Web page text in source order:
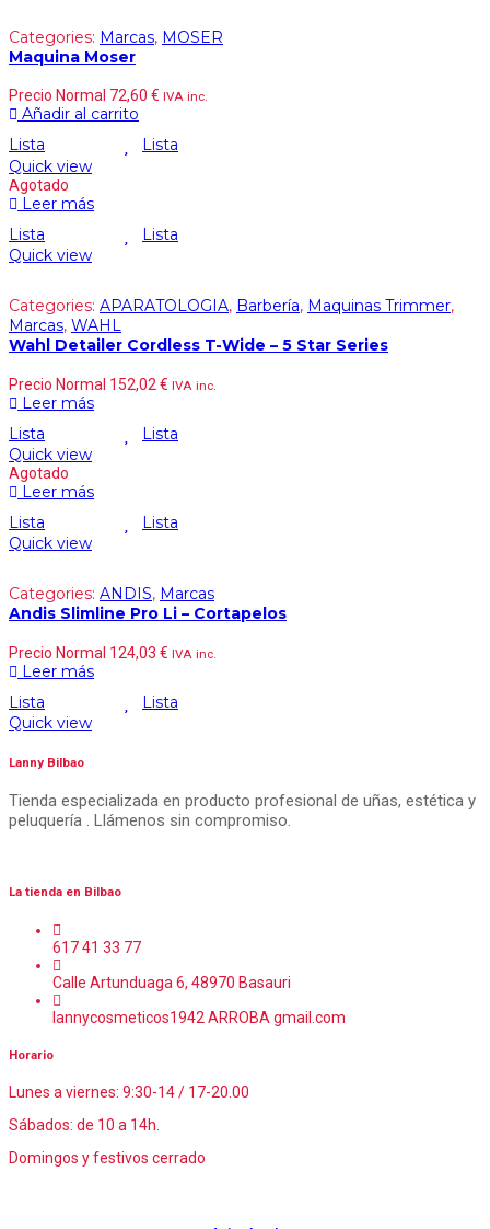
Categories: Marcas, MOSER
Maquina Moser
Precio Normal 72,60 € IVA inc.
Añadir al carrito
Lista
Lista
Quick view
Agotado
Leer más
Lista
Lista
Quick view
Categories: APARATOLOGIA, Barbería, Maquinas Trimmer,
Marcas, WAHL
Wahl Detailer Cordless T-Wide – 5 Star Series
Precio Normal 152,02 € IVA inc.
Leer más
Lista
Lista
Quick view
Agotado
Leer más
Lista
Lista
Quick view
Categories: ANDIS, Marcas
Andis Slimline Pro Li – Cortapelos
Precio Normal 124,03 € IVA inc.
Leer más
Lista
Lista
Quick view
Lanny Bilbao
Tienda especializada en producto profesional de uñas, estética y
peluquería . Llámenos sin compromiso.
La tienda en Bilbao
617 41 33 77
Calle Artunduaga 6, 48970 Basauri
lannycosmeticos1942 ARROBA gmail.com
Horario
Lunes a viernes: 9:30-14 / 17-20.00
Sábados: de 10 a 14h.
Domingos y festivos cerrado